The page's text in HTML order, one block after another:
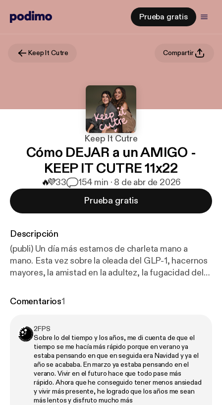
Prueba gratis
Keep It Cutre Compartir
Keep It Cutre
Cómo DEJAR a un AMIGO -
KEEP IT CUTRE 11x22
🔥💜33 154 min · 8 de abr de 2026
Prueba gratis
Descripción
(publi) Un día más estamos de charleta mano a
mano. Esta vez sobre la oleada del GLP-1, hacernos
mayores, la amistad en la adultez, la fugacidad del
como nos encanta. Bichead la web de Back Market
ww.backmarket.es/es-es/?utm_source=Acast&utm
_medium=podcast&utm_campaign=es_sa_aud_po
dcast_top-awareness_dn-spring--2026_awareness
_cfo_national_baked-in-KeepItCutreY gracias a
Mahou por brindar con nosotras toda la temporada
Comentarios1
2FPS
Sobre lo del tiempo y los años, me di cuenta de que el
tiempo se me hacía más rápido porque en verano ya
estaba pensando en que en seguida era Navidad y ya el
año se acababa. En marzo ya estaba pensando en el
verano. Vivir en el futuro hace que todo pase más
rápido. Ahora que he conseguido tener menos ansiedad
y vivir más presente, he logrado que los años me sean
más lentos y disfruto mucho más